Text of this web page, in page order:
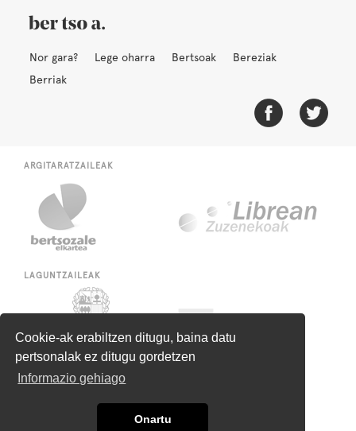
Cookie-ak erabiltzen ditugu, baina datu
pertsonalak ez ditugu gordetzen
Informazio gehiago
Onartu
Nor gara? Lege oharra Bertsoak
Bereziak
Berriak
ARGITARATZAILEAK
LAGUNTZAILEAK